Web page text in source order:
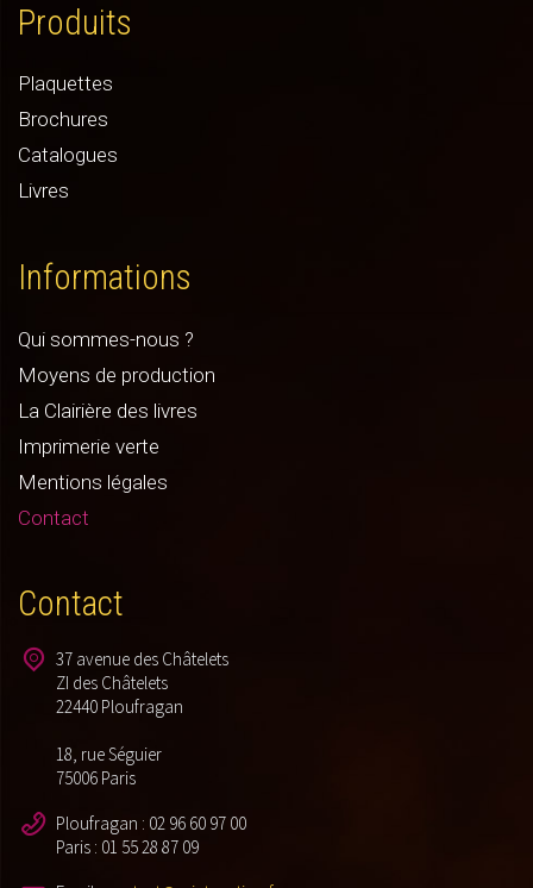
Produits
Plaquettes
Brochures
Catalogues
Livres
Informations
Qui sommes-nous ?
Moyens de production
La Clairière des livres
Imprimerie verte
Mentions légales
Contact
Contact
37 avenue des Châtelets
ZI des Châtelets
22440 Ploufragan
18, rue Séguier
75006 Paris
Ploufragan : 02 96 60 97 00
Paris : 01 55 28 87 09